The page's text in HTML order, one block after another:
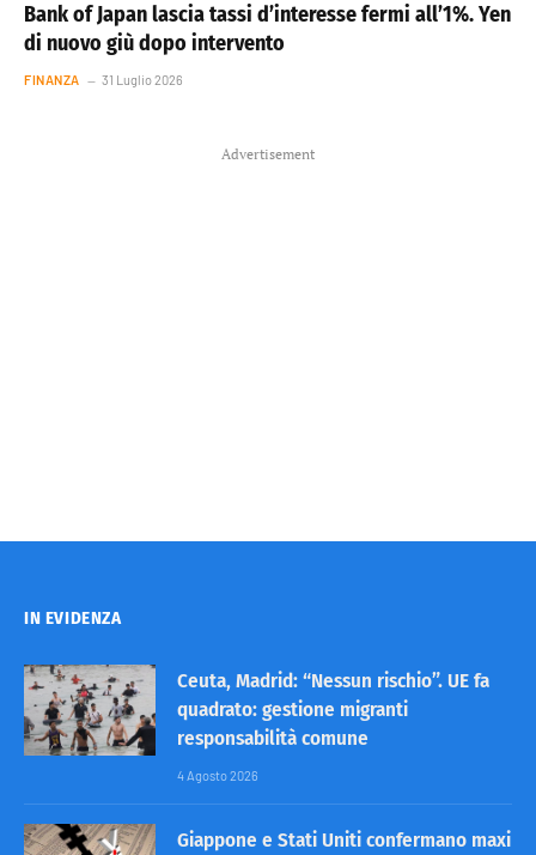
Bank of Japan lascia tassi d’interesse fermi all’1%. Yen
di nuovo giù dopo intervento
FINANZA 31 Luglio 2026
Advertisement
IN EVIDENZA
Ceuta, Madrid: “Nessun rischio”. UE fa
quadrato: gestione migranti
responsabilità comune
4 Agosto 2026
Giappone e Stati Uniti confermano maxi